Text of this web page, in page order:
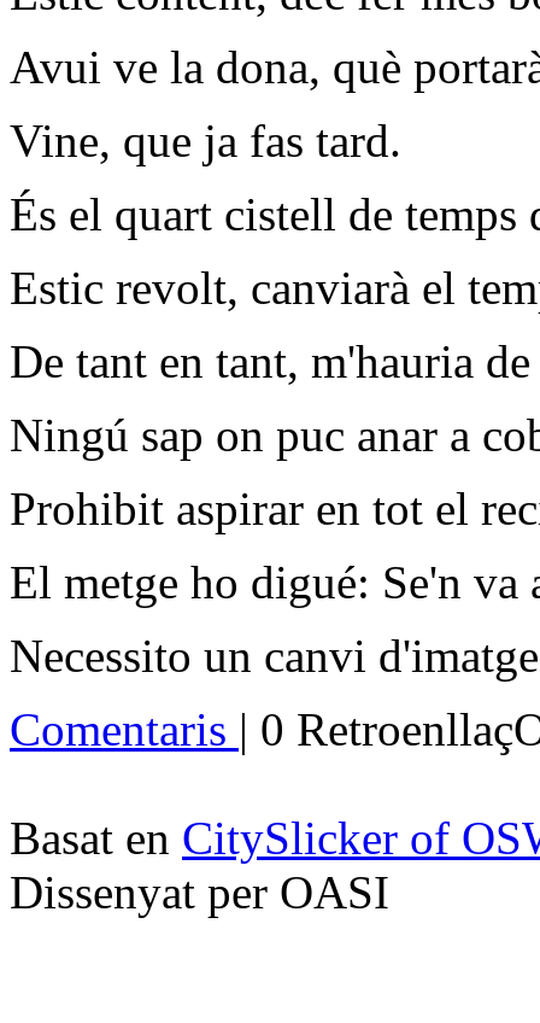
Avui ve la dona, què
Vine, que ja fas tard.
És el quart cistell de temps
Estic revolt, canviarà el
De tant en tant, m'hauria
Ningú sap on puc anar a
Prohibit aspirar en tot el
El metge ho digué: Se'n va
Necessito un canvi
Comentaris | 0
Basat en CitySlicker of
Dissenyat per OASI